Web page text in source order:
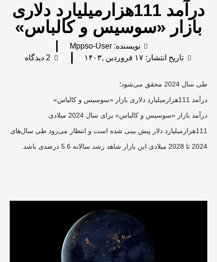
درآمد 111هزارمیلیارد دلاری
بازار «سوسیس‌ و کالباس»
نویسنده:Mppso-User
تاریخ انتشار:۱۷ فروردین ,۱۴۰۳ 2 دیدگاه
طی سال 2024 محقق می‌شود؛
درآمد 111هزارمیلیارد دلاری بازار «سوسیس‌ و کالباس»
درآمد بازار «سوسیس و کالباس» برای سال 2024 میلادی
111هزارمیلیارد دلار پیش بینی شده است و انتظار می‌رود طی سال‌های
2024 تا 2028 میلادی این بازار شاهد رشد سالانه 5.6 درصدی باشد.